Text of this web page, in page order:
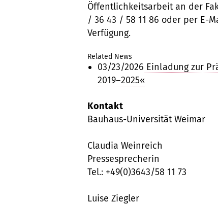
Öffentlichkeitsarbeit an der
/ 36 43 / 58 11 86 oder per E-
Verfügung.
Related News
03/23/2026 Einladung zur
2019–2025«
Kontakt
Bauhaus-Universität Weimar
Claudia Weinreich
Pressesprecherin
Tel.: +49(0)3643/58 11 73
Luise Ziegler